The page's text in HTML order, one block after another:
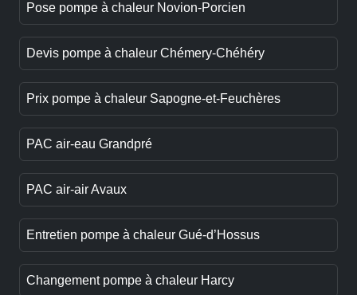
Pose pompe à chaleur Novion-Porcien
Devis pompe à chaleur Chémery-Chéhéry
Prix pompe à chaleur Sapogne-et-Feuchères
PAC air-eau Grandpré
PAC air-air Avaux
Entretien pompe à chaleur Gué-d’Hossus
Changement pompe à chaleur Harcy